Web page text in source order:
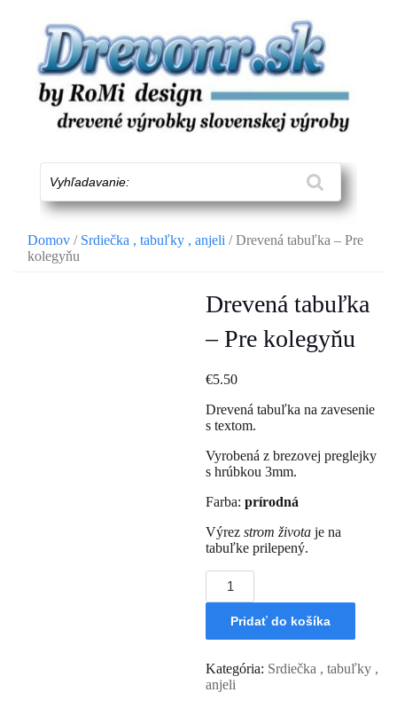
Domov / Srdiečka , tabuľky , anjeli / Drevená tabuľka – Pre
kolegyňu
Drevená tabuľka
– Pre kolegyňu
€5.50
Drevená tabuľka na zavesenie
s textom.
Vyrobená z brezovej preglejky
s hrúbkou 3mm.
Farba:prírodná
Výrezstrom života je na
tabuľke prilepený.
množstvo
Drevená
Pre
Pridať do košíka
Kategória: Srdiečka , tabuľky ,
anjeli